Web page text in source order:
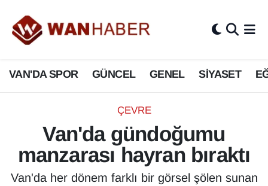
VAN'DA SPOR GÜNCEL GENEL SİYASET
ÇEVRE
Van'da gündoğumu
manzarası hayran bıraktı
Van'da her dönem farklı bir görsel şölen sunan
3.SAYFA
ASAYİŞ
BİLİM VE TEKNOLOJİ
Biyografi
Van Nöbetçi Eczaneler
Van Hava Durumu
Van Namaz Vakitleri
Van Trafik Yoğunluk Haritası
Süper Lig Puan Durumu ve Fikstür